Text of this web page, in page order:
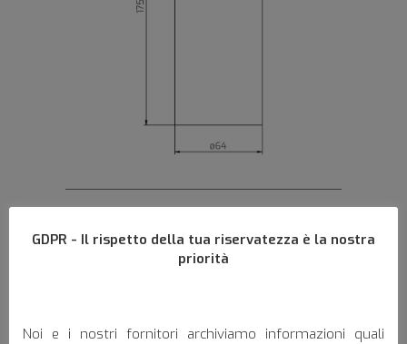
Settore di applicazione:
GDPR - Il rispetto della tua riservatezza è la nostra
priorità
Noi e i nostri fornitori archiviamo informazioni quali